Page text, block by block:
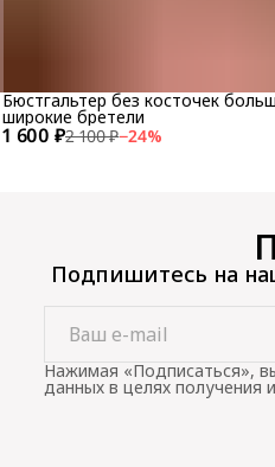
1 600 ₽2 100 ₽−24%
Бюстгальтер без косточек
широкие бретели
Подпишитесь на
Нажимая «Подписаться»,
данных в целях получения